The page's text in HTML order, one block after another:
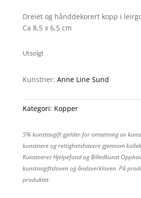
Dreiet og hånddekorert kopp i
Ca 8,5 x 6,5 cm
Utsolgt
Kunstner: Anne Line Sund
Kategori: Kopper
5% kunstavgift gjelder for omsetning av
kunstnere og rettighetshavere gjennom
Kunstneres Hjelpefond og Billedkunst
kunstavgiftsloven og åndsverkloven. På
produktet.